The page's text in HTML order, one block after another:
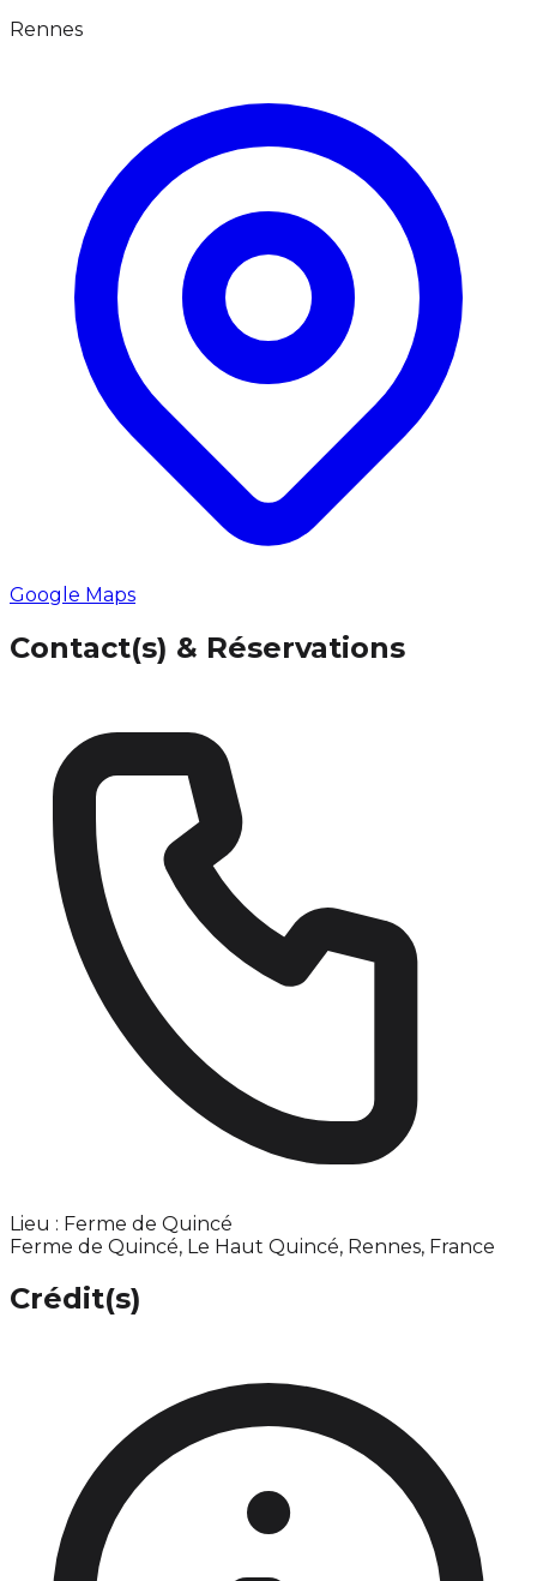
Rennes
Google Maps
Contact(s) & Réservations
Lieu : Ferme de Quincé
Ferme de Quincé, Le Haut Quincé, Rennes, France
Crédit(s)